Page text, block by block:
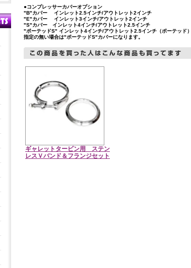
●コンプレッサーカバーオプション
"B"カバー インレット2.5インチ/アウトレット2インチ
"E"カバー インレット3インチ/アウトレット2インチ
"S"カバー インレット4インチ/アウトレット2.5インチ
"ポーテッドS" インレット4インチ/アウトレット2.5インチ（ポーテッド）
指定の無い場合は"ポーテッドS"カバーになります。
ギャレットタービン用 ステン
レスＶバンド＆フランジセット